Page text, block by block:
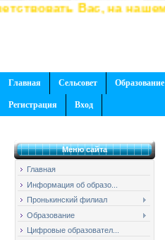
Вас, на нашем
Главная Сельсовет Образование
Регистрация Вход
Меню сайта
Главная
Информация об образо...
Пронькинский филиал
Образование
Цифровые образовател...